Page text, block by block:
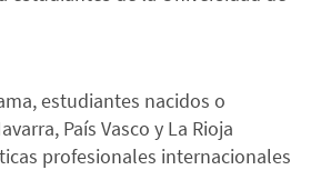
estudiantes nacidos o
País Vasco y La Rioja
profesionales internacionales